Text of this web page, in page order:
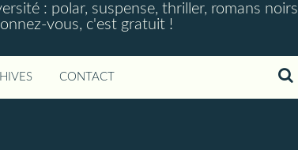
: polar, suspense, thriller, romans noirs
vous, c'est gratuit !
CONTACT